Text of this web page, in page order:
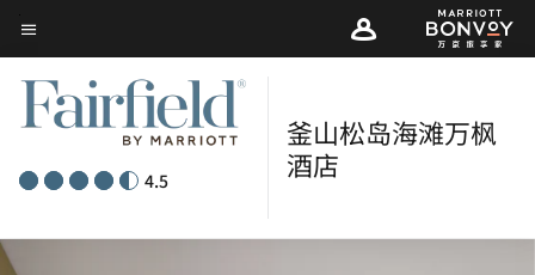
Skip
to
main
content
菜单文本
4.5
釜山松岛海滩万枫
酒店­­